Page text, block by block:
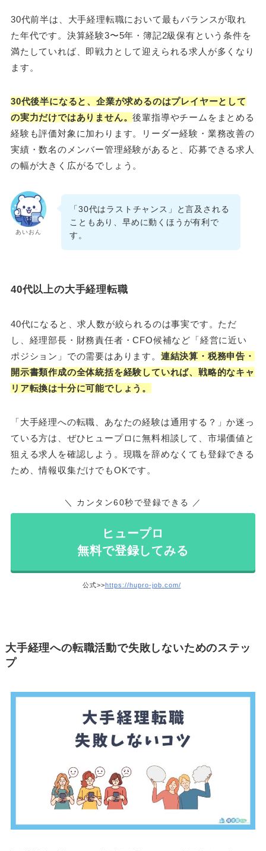
30代前半は、大手経理転職において最もバランスが取れ
た年代です。決算経験3〜5年・簿記2級保有という条件を
満たしていれば、即戦力として迎えられる求人が多くなり
ます。
30代後半になると、企業が求めるのはプレイヤーとして
の実力だけではありません。後輩指導やチームをまとめる
経験も評価対象に加わります。リーダー経験・業務改善の
実績・数名のメンバー管理経験があると、応募できる求人
の幅が大きく広がるでしょう。
あいおん
「30代はラストチャンス」と言及される
こともあり、早めに動くほうが有利で
す。
40代以上の大手経理転職
40代になると、求人数が絞られるのは事実です。ただ
し、経理部長・財務責任者・CFO候補など「経営に近い
ポジション」での需要はあります。 連結決算・税務申告・
開示書類作成の全体統括を経験していれば、戦略的なキャ
リア転換は十分に可能でしょう。
「大手経理への転職、あなたの経験は通用する？」か迷っ
ている方は、ぜひヒュープロに無料相談して、市場価値と
狙える求人を確認しよう。現職を辞めなくても登録できる
ため、情報収集だけでもOKです。
＼ カンタン60秒で登録できる ／
ヒュープロ
無料で登録してみる
公式>>https://hupro-job.com/
大手経理への転職活動で失敗しないためのステッ
プ